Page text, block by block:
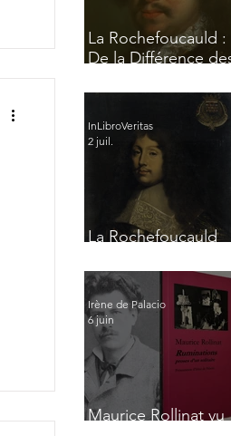
La Rochefoucauld :
De la Différence
La Rochefoucauld
InLibroVeritas
2 juil.
Maurice Rollinat vu
Irène de Palacio
6 juin